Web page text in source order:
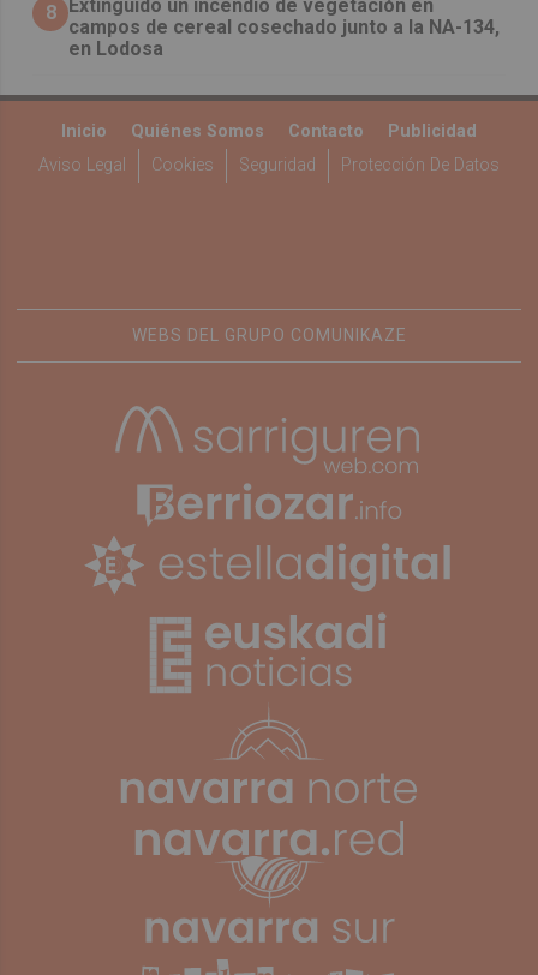
8
Extinguido un incendio de vegetación en
campos de cereal cosechado junto a la NA-134,
en Lodosa
Inicio Quiénes Somos Contacto
Publicidad
Aviso Legal
Cookies Seguridad Protección De Datos
WEBS DEL GRUPO COMUNIKAZE